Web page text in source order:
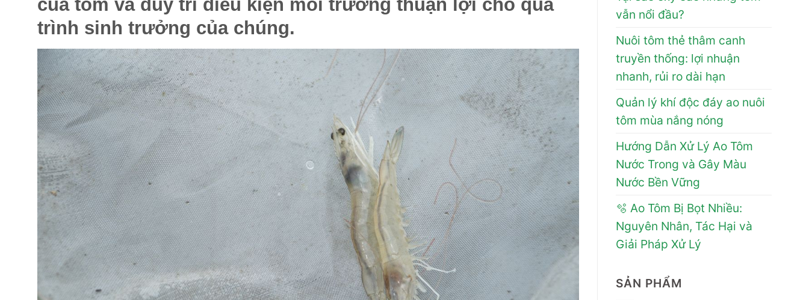
của tôm và duy trì điều kiện môi trường thuận lợi cho quá
trình sinh trưởng của chúng.
vẫn nổi đầu?
Nuôi tôm thẻ thâm canh
truyền thống: lợi nhuận
nhanh, rủi ro dài hạn
Quản lý khí độc đáy ao nuôi
tôm mùa nắng nóng
Hướng Dẫn Xử Lý Ao Tôm
Nước Trong và Gây Màu
Nước Bền Vững
🫧 Ao Tôm Bị Bọt Nhiều:
Nguyên Nhân, Tác Hại và
Giải Pháp Xử Lý
SẢN PHẨM